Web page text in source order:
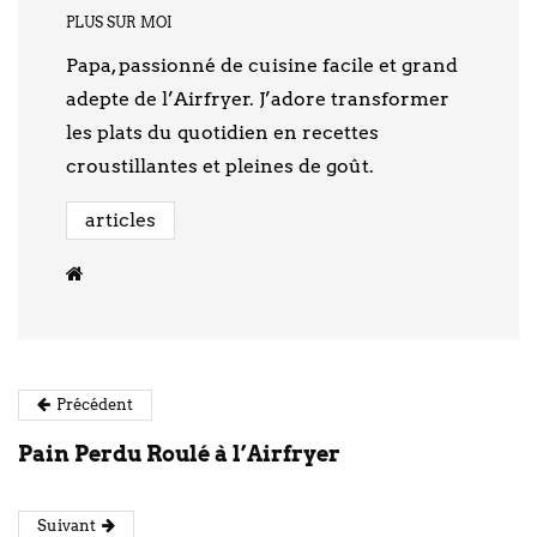
PLUS SUR MOI
Papa, passionné de cuisine facile et grand
adepte de l’Airfryer. J’adore transformer
les plats du quotidien en recettes
croustillantes et pleines de goût.
articles
Précédent
Pain Perdu Roulé à l’Airfryer
Suivant